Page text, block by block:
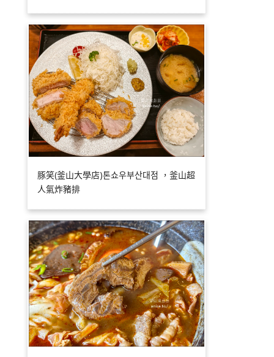
豚笑(釜山大學店)톤쇼우부산대점 ，釜山超
人氣炸豬排